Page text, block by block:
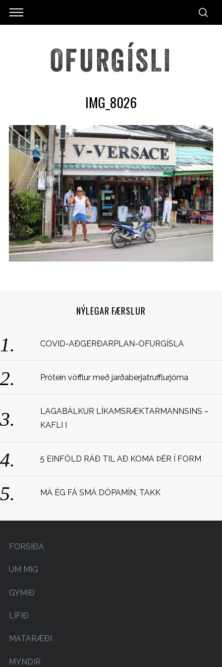
IMG_8026
NÝLEGAR FÆRSLUR
COVID-AÐGERÐARPLAN-OFURGÍSLA
Prótein vöfflur með jarðaberjatrufflurjóma
LAGABÁLKUR LÍKAMSRÆKTARMANNSINS –
KAFLI I
5 EINFÖLD RÁÐ TIL AÐ KOMA ÞÉR Í FORM
MÁ ÉG FÁ SMÁ DÓPAMÍN, TAKK
FORSÍÐA
UM MIG
GYMIÐ
LÍFIÐ
MATARÆÐI
MYNDIR
S
r
f
o
: